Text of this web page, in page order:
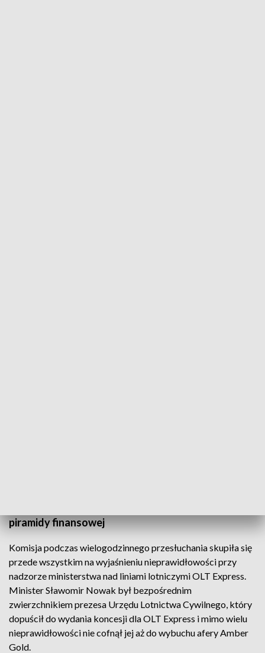
piramidy finansowej
Komisja podczas wielogodzinnego przesłuchania skupiła się
przede wszystkim na wyjaśnieniu nieprawidłowości przy
nadzorze ministerstwa nad liniami lotniczymi OLT Express.
Minister Sławomir Nowak był bezpośrednim
zwierzchnikiem prezesa Urzędu Lotnictwa Cywilnego, który
dopuścił do wydania koncesji dla OLT Express i mimo wielu
nieprawidłowości nie cofnął jej aż do wybuchu afery Amber
Gold.